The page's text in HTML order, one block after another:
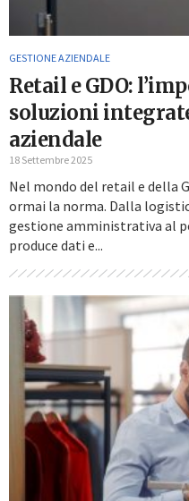
GESTIONE AZIENDALE
Retail e GDO:
soluzioni
aziendale
18 Settembre 2025
Nel mondo del retail e della
ormai la norma. Dalla
gestione amministrativa al
produce dati e...